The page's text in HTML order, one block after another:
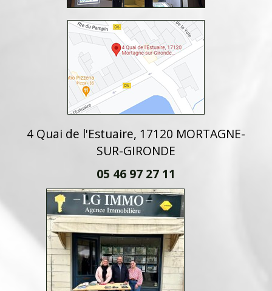
4 Quai de l'Estuaire, 17120 MORTAGNE-
SUR-GIRONDE
05 46 97 27 11